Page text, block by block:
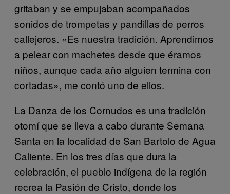
gritaban y se empujaban acompañados
sonidos de trompetas y pandillas de perros
callejeros. «Es nuestra tradición. Aprendimos
a pelear con machetes desde que éramos
niños, aunque cada año alguien termina con
cortadas», me contó uno de ellos.
La Danza de los Cornudos es una tradición
otomí que se lleva a cabo durante Semana
Santa en la localidad de San Bartolo de Agua
Caliente. En los tres días que dura la
celebración, el pueblo indígena de la región
recrea la Pasión de Cristo, donde los